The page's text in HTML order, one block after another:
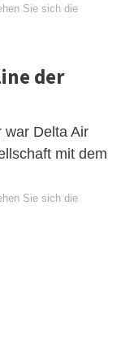
Sie sich die
der
war Delta Air
mit dem
Sie sich die